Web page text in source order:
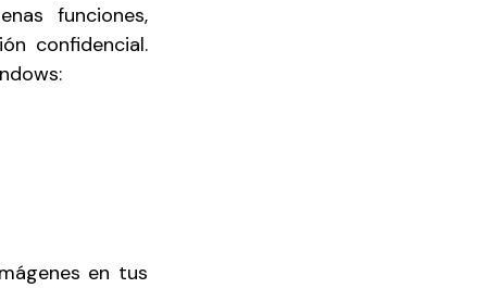
funciones,
confidencial.
en tus